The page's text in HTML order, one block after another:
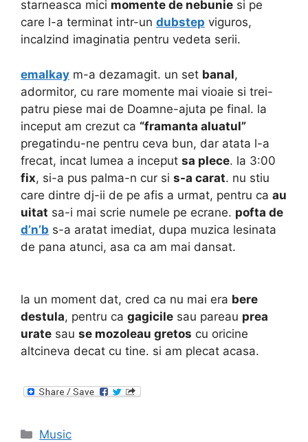
starneasca mici momente de nebunie si pe
care l-a terminat intr-un dubstep viguros,
incalzind imaginatia pentru vedeta serii.
emalkay m-a dezamagit. un set banal,
adormitor, cu rare momente mai vioaie si trei-
patru piese mai de Doamne-ajuta pe final. la
inceput am crezut ca “framanta aluatul”
pregatindu-ne pentru ceva bun, dar atata l-a
frecat, incat lumea a inceput sa plece. la 3:00
fix, si-a pus palma-n cur si s-a carat. nu stiu
care dintre dj-ii de pe afis a urmat, pentru ca au
uitat sa-i mai scrie numele pe ecrane. pofta de
d’n’b s-a aratat imediat, dupa muzica lesinata
de pana atunci, asa ca am mai dansat.
la un moment dat, cred ca nu mai era bere
destula, pentru ca gagicile sau pareau prea
urate sau se mozoleau gretos cu oricine
altcineva decat cu tine. si am plecat acasa.
Categories
Music